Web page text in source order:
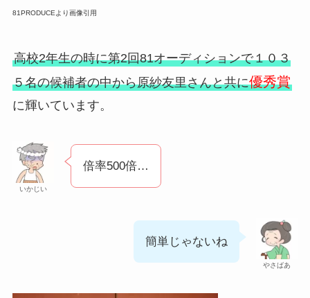
81PRODUCEより画像引用
高校2年生の時に第2回81オーディションで１０３
５名の候補者の中から原紗友里さんと共に優秀賞
に輝いています。
いかじい
倍率500倍…
やさばあ
簡単じゃないね